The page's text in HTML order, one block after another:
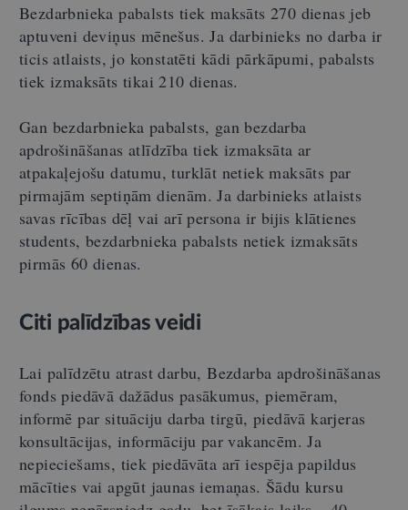
Bezdarbnieka pabalsts tiek maksāts 270 dienas jeb
aptuveni deviņus mēnešus. Ja darbinieks no darba ir
ticis atlaists, jo konstatēti kādi pārkāpumi, pabalsts
tiek izmaksāts tikai 210 dienas.
Gan bezdarbnieka pabalsts, gan bezdarba
apdrošināšanas atlīdzība tiek izmaksāta ar
atpakaļejošu datumu, turklāt netiek maksāts par
pirmajām septiņām dienām. Ja darbinieks atlaists
savas rīcības dēļ vai arī persona ir bijis klātienes
students, bezdarbnieka pabalsts netiek izmaksāts
pirmās 60 dienas.
Citi palīdzības veidi
Lai palīdzētu atrast darbu, Bezdarba apdrošināšanas
fonds piedāvā dažādus pasākumus, piemēram,
informē par situāciju darba tirgū, piedāvā karjeras
konsultācijas, informāciju par vakancēm. Ja
nepieciešams, tiek piedāvāta arī iespēja papildus
mācīties vai apgūt jaunas iemaņas. Šādu kursu